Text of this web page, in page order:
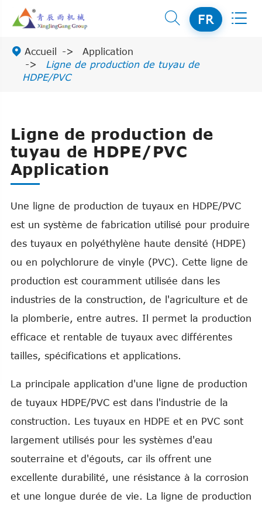
 FR 
 Accueil
Application
Ligne de production de tuyau de
HDPE/PVC
Ligne de production de
tuyau de HDPE/PVC
Application
Une ligne de production de tuyaux en HDPE/PVC
est un système de fabrication utilisé pour produire
des tuyaux en polyéthylène haute densité (HDPE)
ou en polychlorure de vinyle (PVC). Cette ligne de
production est couramment utilisée dans les
industries de la construction, de l'agriculture et de
la plomberie, entre autres. Il permet la production
efficace et rentable de tuyaux avec différentes
tailles, spécifications et applications.
La principale application d'une ligne de production
de tuyaux HDPE/PVC est dans l'industrie de la
construction. Les tuyaux en HDPE et en PVC sont
largement utilisés pour les systèmes d'eau
souterraine et d'égouts, car ils offrent une
excellente durabilité, une résistance à la corrosion
et une longue durée de vie. La ligne de production